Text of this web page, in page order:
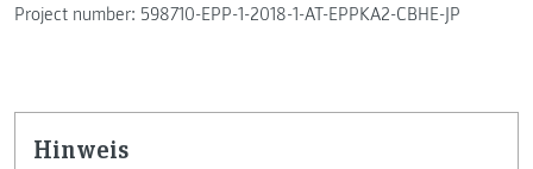
Project number: 598710-EPP-1-2018-1-AT-EPPKA2-CBHE-JP
Hinweis